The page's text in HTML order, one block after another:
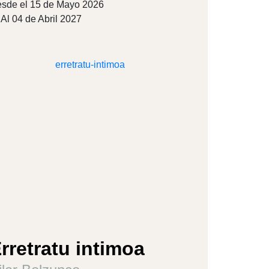
el 15 de Mayo 2026
04 de Abril 2027
intimoa